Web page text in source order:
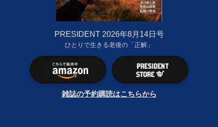
PRESIDENT 2026年8月14日号
ひとりで生きる老後の「正解」
雑誌の予約購読はこちらから